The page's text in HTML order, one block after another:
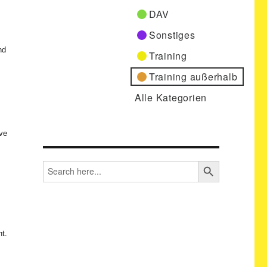
DAV
Sonstiges
Training
Training außerhalb
Alle Kategorien
Search
for:
SEARCH BUTTON